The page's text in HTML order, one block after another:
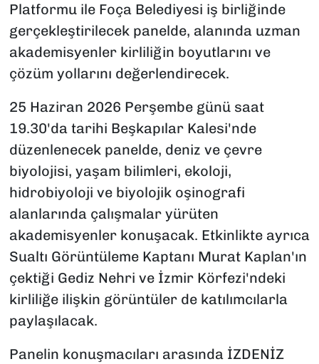
Platformu ile Foça Belediyesi iş birliğinde
gerçekleştirilecek panelde, alanında uzman
akademisyenler kirliliğin boyutlarını ve
çözüm yollarını değerlendirecek.
25 Haziran 2026 Perşembe günü saat
19.30'da tarihi Beşkapılar Kalesi'nde
düzenlenecek panelde, deniz ve çevre
biyolojisi, yaşam bilimleri, ekoloji,
hidrobiyoloji ve biyolojik oşinografi
alanlarında çalışmalar yürüten
akademisyenler konuşacak. Etkinlikte ayrıca
Sualtı Görüntüleme Kaptanı Murat Kaplan'ın
çektiği Gediz Nehri ve İzmir Körfezi'ndeki
kirliliğe ilişkin görüntüler de katılımcılarla
paylaşılacak.
Panelin konuşmacıları arasında İZDENİZ